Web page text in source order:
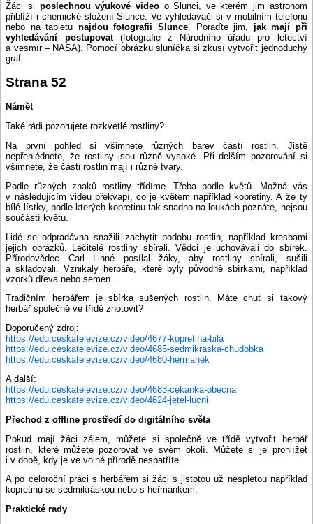
Žáci si poslechnou výukové videoo Slunci, ve kterém jim astronom
přiblíží i chemické složení Slunce. Ve vyhledávači si v mobilním telefonu
nebo na tabletu najdou fotografii Slunce. Poraďte jim, jak mají při
vyhledávání postupovat(fotografie z Národního úřadu pro letectví
a vesmír – NASA). Pomocí obrázku sluníčka si zkusí vytvořit jednoduchý
graf.
Strana 52
Námět
Také rádi pozorujete rozkvetlé rostliny?
Na první pohled si všimnete různých barev částí rostlin. Jistě
nepřehlédnete, že rostliny jsou různě vysoké. Při delším pozorování si
všimnete, že části rostlin mají i různé tvary.
Podle různých znaků rostliny třídíme. Třeba podle květů. Možná vás
v následujícím videu překvapí, co je květem například kopretiny. A že ty
bílé lístky, podle kterých kopretinu tak snadno na loukách poznáte, nejsou
součástí květu.
Lidé se odpradávna snažili zachytit podobu rostlin, například kresbami
jejich obrázků. Léčitelé rostliny sbírali. Vědci je uchovávali do sbírek.
Přírodovědec Carl Linné posílal žáky, aby rostliny sbírali, sušili
a skladovali. Vznikaly herbáře, které byly původně sbírkami, například
vzorků dřeva nebo semen.
Tradičním herbářem je sbírka sušených rostlin. Máte chuť si takový
herbář společně ve třídě zhotovit?
Doporučený zdroj:
https://edu.ceskatelevize.cz/video/4677-kopretina-bila
https://edu.ceskatelevize.cz/video/4685-sedmikraska-chudobka
https://edu.ceskatelevize.cz/video/4680-hermanek
A další:
https://edu.ceskatelevize.cz/video/4683-cekanka-obecna
https://edu.ceskatelevize.cz/video/4624-jetel-lucni
Přechod z offline prostředí do digitálního světa
Pokud mají žáci zájem, můžete si společně ve třídě vytvořit herbář
rostlin, které můžete pozorovat ve svém okolí. Můžete si je prohlížet
i v době, kdy je ve volné přírodě nespatříte.
A po celoroční práci s herbářem si žáci s jistotou už nespletou například
kopretinu se sedmikráskou nebo s heřmánkem.
Praktické rady